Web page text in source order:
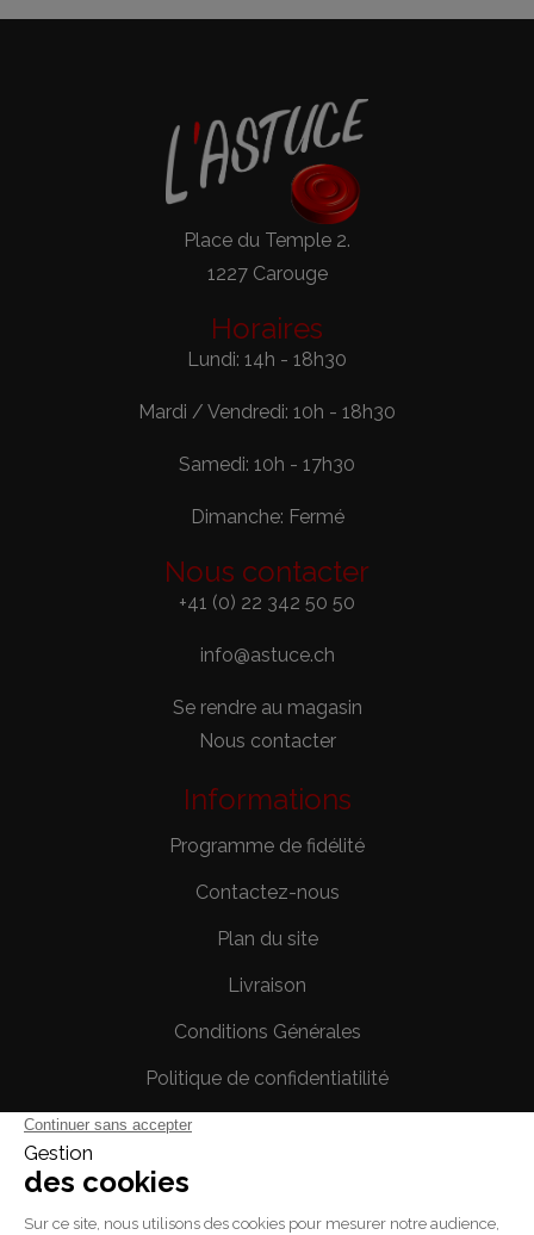
Place du Temple 2.
1227 Carouge
Horaires
Lundi: 14h - 18h30
Mardi / Vendredi: 10h - 18h30
Samedi: 10h - 17h30
Dimanche: Fermé
Nous contacter
+41 (0) 22 342 50 50
info@astuce.ch
Se rendre au magasin
Nous contacter
Informations
Programme de fidélité
Contactez-nous
Plan du site
Livraison
Conditions Générales
Politique de confidentiatilité
Votre compte